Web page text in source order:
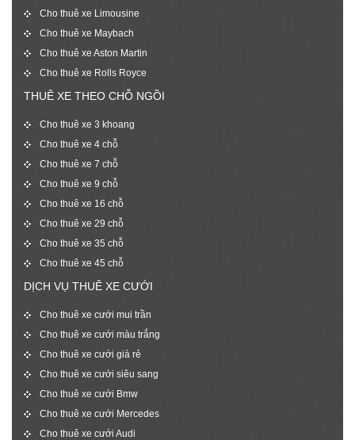
Cho thuê xe Limousine
Cho thuê xe Maybach
Cho thuê xe Aston Martin
Cho thuê xe Rolls Royce
THUÊ XE THEO CHỖ NGỒI
Cho thuê xe 3 khoang
Cho thuê xe 4 chỗ
Cho thuê xe 7 chỗ
Cho thuê xe 9 chỗ
Cho thuê xe 16 chỗ
Cho thuê xe 29 chỗ
Cho thuê xe 35 chỗ
Cho thuê xe 45 chỗ
DỊCH VỤ THUÊ XE CƯỚI
Cho thuê xe cưới mui trần
Cho thuê xe cưới màu trắng
Cho thuê xe cưới giá rẻ
Cho thuê xe cưới siêu sang
Cho thuê xe cưới Bmw
Cho thuê xe cưới Mercedes
Cho thuê xe cưới Audi